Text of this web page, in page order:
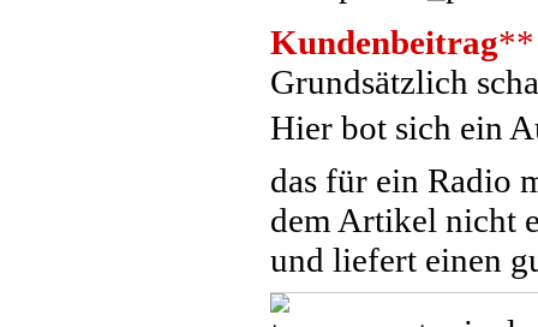
Kundenbeitrag**
Grundsätzlich
Hier bot sich ein
das für ein Radio
dem Artikel nicht
und liefert einen